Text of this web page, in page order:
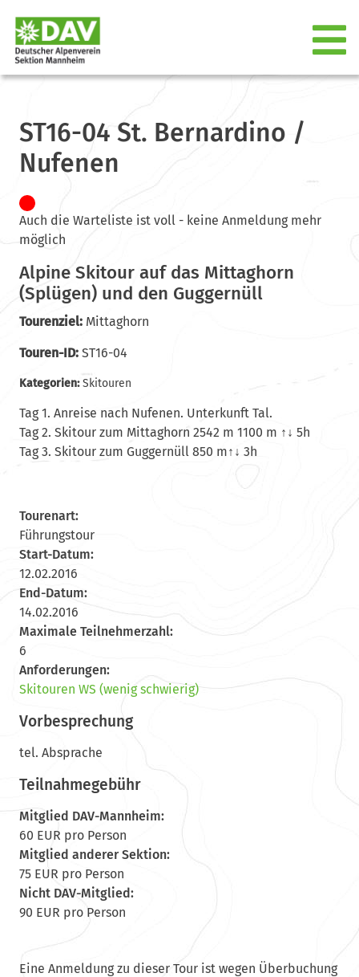
ST16-04 St. Bernardino /
Nufenen
Auch die Warteliste ist voll - keine Anmeldung mehr
möglich
Alpine Skitour auf das Mittaghorn
(Splügen) und den Guggernüll
Tourenziel:Mittaghorn
Touren-ID:ST16-04
Kategorien:Skitouren
Tag 1. Anreise nach Nufenen. Unterkunft Tal.
Tag 2. Skitour zum Mittaghorn 2542 m 1100 m ↑↓ 5h
Tag 3. Skitour zum Guggernüll 850 m↑↓ 3h
Tourenart:
Führungstour
Start-Datum:
12.02.2016
End-Datum:
14.02.2016
Maximale Teilnehmerzahl:
6
Anforderungen:
Skitouren WS (wenig schwierig)
Vorbesprechung
tel. Absprache
Teilnahmegebühr
Mitglied DAV-Mannheim:
60 EUR pro Person
Mitglied anderer Sektion:
75 EUR pro Person
Nicht DAV-Mitglied:
90 EUR pro Person
Eine Anmeldung zu dieser Tour ist wegen Überbuchung